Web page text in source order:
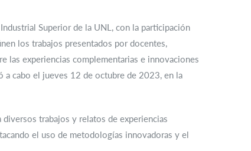
Industrial Superior de la UNL, con la participación
los trabajos presentados por docentes,
las experiencias complementarias e innovaciones
a cabo el jueves 12 de octubre de 2023, en la
diversos trabajos y relatos de experiencias
el uso de metodologías innovadoras y el